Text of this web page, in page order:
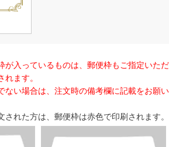
入っているものは、郵便枠もご指定いただ
ます。
い場合は、注文時の備考欄に記載をお願い
れた方は、郵便枠は赤色で印刷されます。